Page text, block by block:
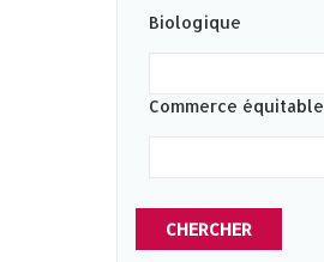
Biologique
Commerce équitable
CHERCHER